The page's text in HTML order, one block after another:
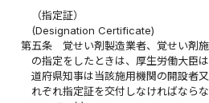
（指定証）
(Designation Certificate)
第五条
覚せい剤製造業者、覚せい剤
の指定をしたときは、厚生労働大臣
道府県知事は当該施用機関の開設者
れぞれ指定証を交付しなければならな